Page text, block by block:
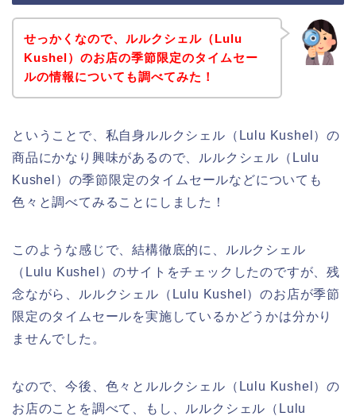
せっかくなので、ルルクシェル（Lulu
Kushel）のお店の季節限定のタイムセー
ルの情報についても調べてみた！
ということで、私自身ルルクシェル（Lulu Kushel）の
商品にかなり興味があるので、ルルクシェル（Lulu
Kushel）の季節限定のタイムセールなどについても
色々と調べてみることにしました！
このような感じで、結構徹底的に、ルルクシェル
（Lulu Kushel）のサイトをチェックしたのですが、残
念ながら、ルルクシェル（Lulu Kushel）のお店が季節
限定のタイムセールを実施しているかどうかは分かり
ませんでした。
なので、今後、色々とルルクシェル（Lulu Kushel）の
お店のことを調べて、もし、ルルクシェル（Lulu